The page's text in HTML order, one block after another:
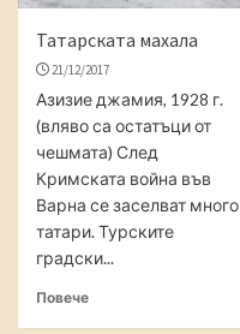
Татарската махала
21/12/2017
Азизие джамия, 1928 г.
(вляво са остатъци от
чешмата) След
Кримската война във
Варна се заселват много
татари. Турските
градски...
Повече